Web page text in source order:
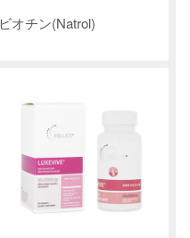
ビオチン(Natrol)